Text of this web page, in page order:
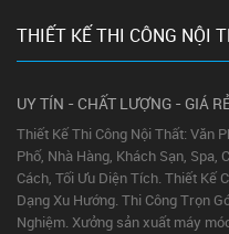
THIẾT KẾ THI CÔNG NỘI
UY TÍN - CHẤT LƯỢNG - GIÁ
Thiết Kế Thi Công Nội Thất: Văn
Phố, Nhà Hàng, Khách Sạn, Spa,
Cách, Tối Ưu Diện Tích. Thiết Kế
Dạng Xu Hướng. Thi Công Trọn
Nghiệm. Xưởng sản xuất máy